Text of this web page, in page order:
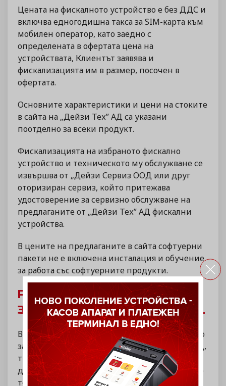
Цената на фискалното устройство е без ДДС и
включва едногодишна такса за SIM-карта към
мобилен оператор, като заедно с
определената в офертата цена на
устройствата, Клиентът заявява и
фискализацията им в размер, посочен в
офертата.
Основните характеристики и цени на стоките
в сайта на „Дейзи Тех” АД са указани
поотделно за всеки продукт.
Фискализацията на избраното фискално
устройство и техническото му обслужване се
извършва от „Дейзи Сервиз ООД или друг
оторизиран сервиз, който притежава
удостоверение за сервизно обслужване на
предлаганите от „Дейзи Тех” АД фискални
устройства.
В цените на предлаганите в сайта софтуерни
пакети не е включена инсталация и обучение
за работа със софтуерните продукти.
Регистрация на профил.
Заявка. Сключване на договор.
Всяко физическо или юридическо лице, което
заявява продукт чрез сайта на „Дейзи Тех” АД,
трябва да попълни и потвърди верността на
данните на регистрационната форма, като по
този начин създава свой клиентски профил.